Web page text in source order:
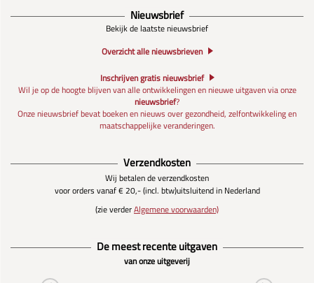
Nieuwsbrief
Bekijk de laatste nieuwsbrief
Overzicht alle nieuwsbrieven
Inschrijven gratis nieuwsbrief
Wil je op de hoogte blijven van alle ontwikkelingen en nieuwe uitgaven via onze
nieuwsbrief?
Onze nieuwsbrief bevat boeken en nieuws over gezondheid, zelfontwikkeling en
maatschappelijke veranderingen.
Verzendkosten
Wij betalen de verzendkosten
voor orders vanaf € 20,- (incl. btw)uitsluitend in Nederland
(zie verderAlgemene voorwaarden)
De meest recente uitgaven
van onze uitgeverij